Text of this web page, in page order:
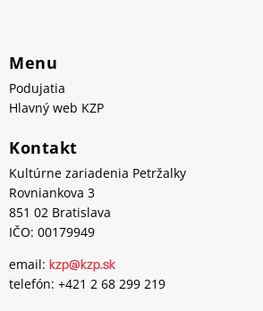
Menu
Podujatia
Hlavný web KZP
Kontakt
Kultúrne zariadenia Petržalky
Rovniankova 3
851 02 Bratislava
IČO: 00179949
email: kzp@kzp.sk
telefón: +421 2 68 299 219